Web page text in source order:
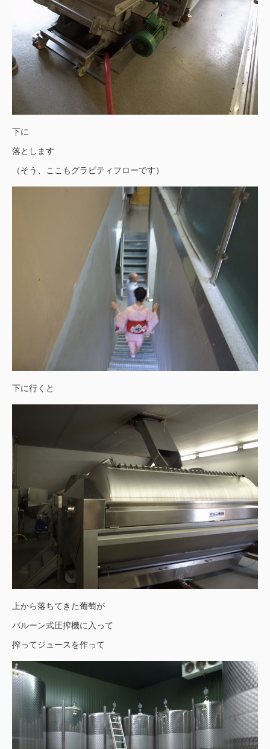
下に
落とします
（そう、ここもグラビティフローです）
下に行くと
上から落ちてきた葡萄が
バルーン式圧搾機に入って
搾ってジュースを作って